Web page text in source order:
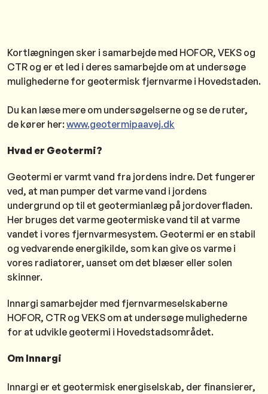
Kortlægningen sker i samarbejde med HOFOR, VEKS og
CTR og er et led i deres samarbejde om at undersøge
mulighederne for geotermisk fjernvarme i Hovedstaden.
Du kan læse mere om undersøgelserne og se de ruter,
de kører her:www.geotermipaavej.dk
Hvad er Geotermi?
Geotermi er varmt vand fra jordens indre. Det fungerer
ved, at man pumper det varme vand i jordens
undergrund op til et geotermianlæg på jordoverfladen.
Her bruges det varme geotermiske vand til at varme
vandet i vores fjernvarmesystem. Geotermi er en stabil
og vedvarende energikilde, som kan give os varme i
vores radiatorer, uanset om det blæser eller solen
skinner.
Innargi samarbejder med fjernvarmeselskaberne
HOFOR, CTR og VEKS om at undersøge mulighederne
for at udvikle geotermi i Hovedstadsområdet.
Om Innargi
Innargi er et geotermisk energiselskab, der finansierer,